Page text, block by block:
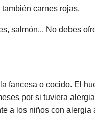
carnes rojas.
salmón... No debes
fancesa o cocido. El
por si tuviera
a los niños con alergia